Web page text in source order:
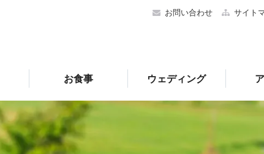
お食事 ウェディング
お問い合わせ サイト